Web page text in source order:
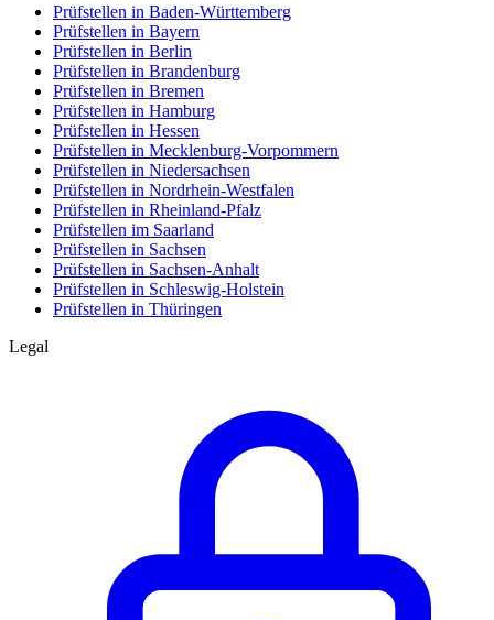
Prüfstellen in Baden-Württemberg
Prüfstellen in Bayern
Prüfstellen in Berlin
Prüfstellen in Brandenburg
Prüfstellen in Bremen
Prüfstellen in Hamburg
Prüfstellen in Hessen
Prüfstellen in Mecklenburg-Vorpommern
Prüfstellen in Niedersachsen
Prüfstellen in Nordrhein-Westfalen
Prüfstellen in Rheinland-Pfalz
Prüfstellen im Saarland
Prüfstellen in Sachsen
Prüfstellen in Sachsen-Anhalt
Prüfstellen in Schleswig-Holstein
Prüfstellen in Thüringen
Legal